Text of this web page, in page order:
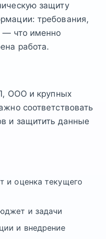
защиту
требования,
— что именно
работа.
ООО и крупных
соответствовать
и защитить данные
и оценка текущего
и задачи
и внедрение